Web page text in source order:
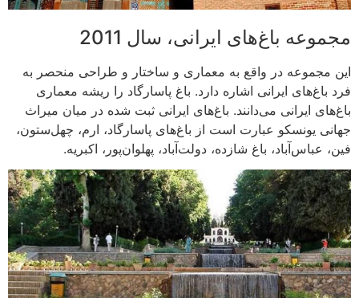
مجموعه باغ‌های ایرانی، سال 2011
این مجموعه در واقع به معماری و ساختار و طراحی منحصر به
فرد باغ‌های ایرانی اشاره دارد. باغ پاسارگاد را ریشه معماری
باغ‌های ایرانی می‌دانند. باغ‌های ایرانی ثبت شده در میان میراث
جهانی یونسکو عبارت است از باغ‌های پاسارگاد، ارم، چهل‌ستون،
فین، عباس‌آباد، باغ شازده، دولت‌آباد، پهلوان‌پور، اکبریه.